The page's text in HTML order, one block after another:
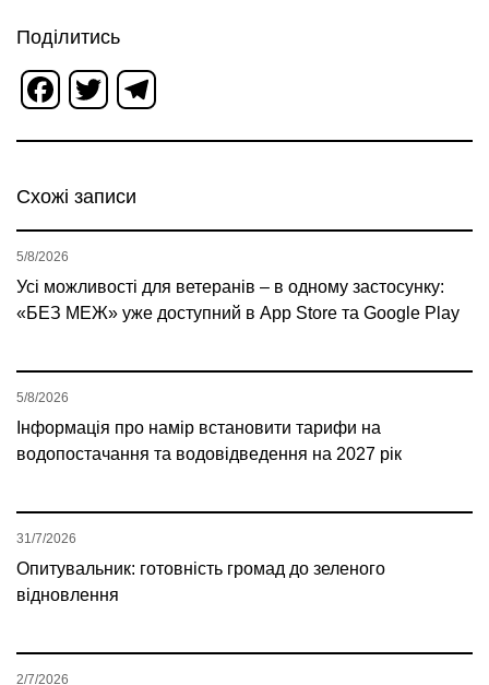
Поділитись
Facebook
Twitter
Схожі записи
Усі можливості для ветеранів – в одному застосунку:
«БЕЗ МЕЖ» уже доступний в App Store та Google Play
5/8/2026
Інформація про намір встановити тарифи на
водопостачання та водовідведення на 2027 рік
5/8/2026
Опитувальник: готовність громад до зеленого
відновлення
31/7/2026
2/7/2026